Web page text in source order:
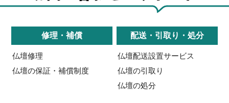
修理・補償
仏壇修理
仏壇の保証・補償制度
配送・引取り・処分
仏壇配送設置サービス
仏壇の引取り
仏壇の処分